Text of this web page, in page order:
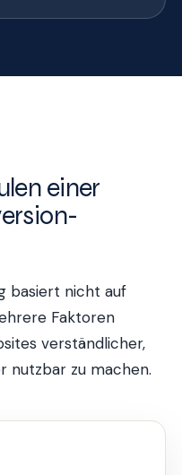
einer
basiert nicht auf
Faktoren
verständlicher,
nutzbar zu machen.